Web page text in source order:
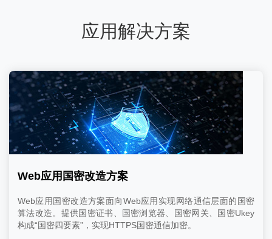
应用解决方案
Web应用国密改造方案
Web应用国密改造方案面向Web应用实现网络通信层面的国密
算法改造。提供国密证书、国密浏览器、国密网关、国密Ukey
构成“国密四要素”，实现HTTPS国密通信加密。